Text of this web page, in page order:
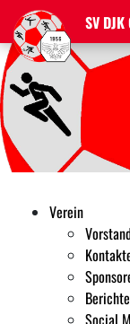
SV DJK
Verein
Berichte
Social